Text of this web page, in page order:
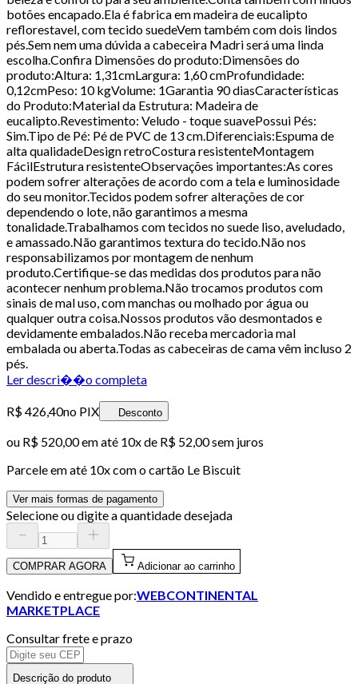
botões encapado.Ela é fabrica em madeira de eucalipto
reflorestavel, com tecido suedeVem também com dois lindos
pés.Sem nem uma dúvida a cabeceira Madri será uma linda
escolha.Confira Dimensões do produto:Dimensões do
produto:Altura: 1,31cmLargura: 1,60 cmProfundidade:
0,12cmPeso: 10 kgVolume: 1Garantia 90 diasCaracterísticas
do Produto:Material da Estrutura: Madeira de
eucalipto.Revestimento: Veludo - toque suavePossui Pés:
Sim.Tipo de Pé: Pé de PVC de 13 cm.Diferenciais:Espuma de
alta qualidadeDesign retroCostura resistenteMontagem
FácilEstrutura resistenteObservações importantes:As cores
podem sofrer alterações de acordo com a tela e luminosidade
do seu monitor.Tecidos podem sofrer alterações de cor
dependendo o lote, não garantimos a mesma
tonalidade.Trabalhamos com tecidos no suede liso, aveludado,
e amassado.Não garantimos textura do tecido.Não nos
responsabilizamos por montagem de nenhum
produto.Certifique-se das medidas dos produtos para não
acontecer nenhum problema.Não trocamos produtos com
sinais de mal uso, com manchas ou molhado por água ou
qualquer outra coisa.Nossos produtos vão desmontados e
devidamente embalados.Não receba mercadoria mal
embalada ou aberta.Todas as cabeceiras de cama vêm incluso 2
pés.
Ler descri��o completa
R$ 426,40no PIX Desconto
ou R$ 520,00em até 10x de R$ 52,00 sem juros
Parcele em até 10x com o cartão Le Biscuit
Ver mais formas de pagamento
Selecione ou digite a quantidade desejada
COMPRAR AGORA Adicionar ao carrinho
Vendido e entregue por:WEBCONTINENTAL
MARKETPLACE
Consultar frete e prazo
Descrição do produto